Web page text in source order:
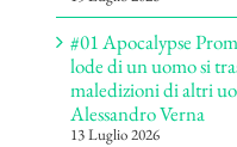
#01 Apocalypse
lode di un uomo si
maledizioni di altri
Alessandro Verna
13 Luglio 2026